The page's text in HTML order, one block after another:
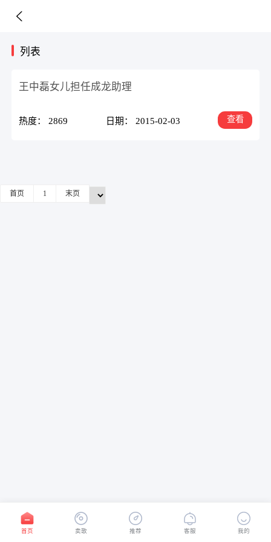
列表
王中磊女儿担任成龙助理
热度： 2869 日期： 2015-02-03 查看
首页 1 末页
首页 卖歌 推荐 客服 我的